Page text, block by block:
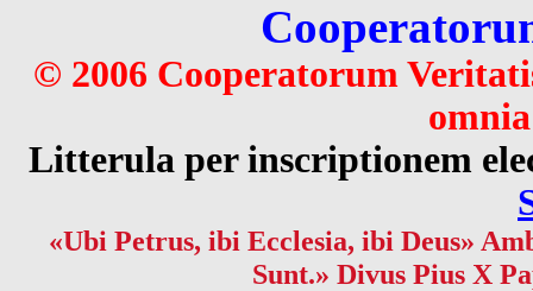
© 2006 Cooperatorum
Litterula per inscriptionem
«Ubi Petrus, ibi Ecclesia, ibi Deus»
Sunt.» Divus Pius X